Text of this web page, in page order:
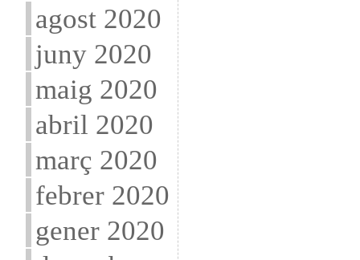
agost 2020
juny 2020
maig 2020
abril 2020
març 2020
febrer 2020
gener 2020